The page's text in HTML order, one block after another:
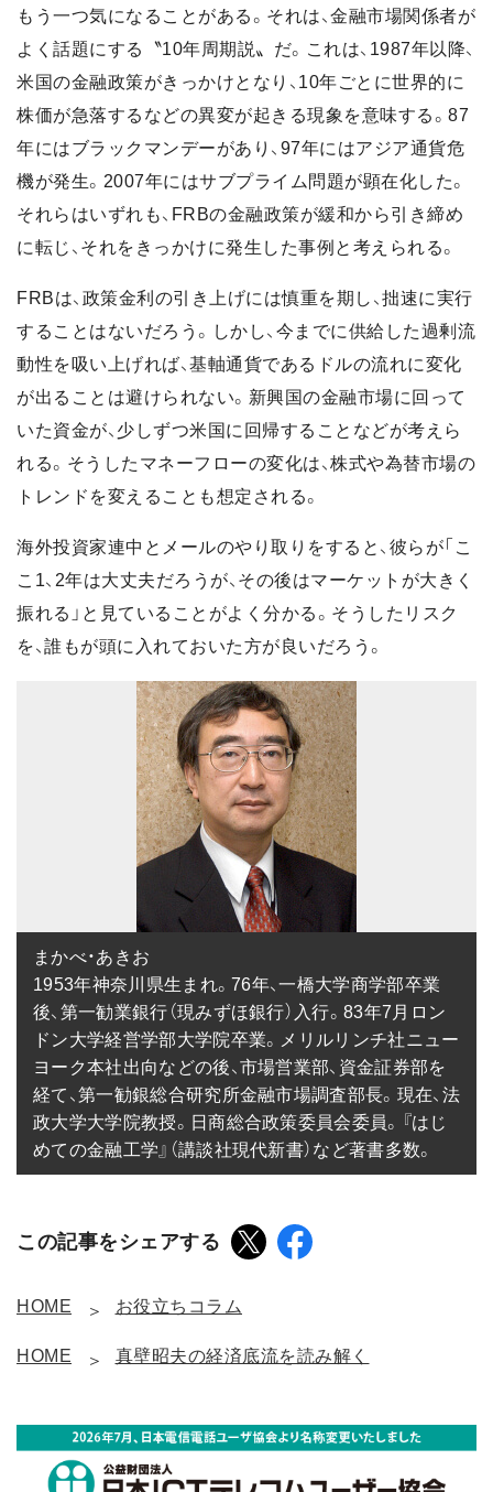
もう一つ気になることがある。それは、金融市場関係者が
よく話題にする〝10年周期説〟だ。これは、1987年以降、
米国の金融政策がきっかけとなり、10年ごとに世界的に
株価が急落するなどの異変が起きる現象を意味する。87
年にはブラックマンデーがあり、97年にはアジア通貨危
機が発生。2007年にはサブプライム問題が顕在化した。
それらはいずれも、FRBの金融政策が緩和から引き締め
に転じ、それをきっかけに発生した事例と考えられる。
FRBは、政策金利の引き上げには慎重を期し、拙速に実行
することはないだろう。しかし、今までに供給した過剰流
動性を吸い上げれば、基軸通貨であるドルの流れに変化
が出ることは避けられない。新興国の金融市場に回って
いた資金が、少しずつ米国に回帰することなどが考えら
れる。そうしたマネーフローの変化は、株式や為替市場の
トレンドを変えることも想定される。
海外投資家連中とメールのやり取りをすると、彼らが「こ
こ1、2年は大丈夫だろうが、その後はマーケットが大きく
振れる」と見ていることがよく分かる。そうしたリスク
を、誰もが頭に入れておいた方が良いだろう。
まかべ・あきお
1953年神奈川県生まれ。76年、一橋大学商学部卒業
後、第一勧業銀行（現みずほ銀行）入行。83年7月ロン
ドン大学経営学部大学院卒業。メリルリンチ社ニュー
ヨーク本社出向などの後、市場営業部、資金証券部を
経て、第一勧銀総合研究所金融市場調査部長。現在、法
政大学大学院教授。日商総合政策委員会委員。『はじ
めての金融工学』（講談社現代新書）など著書多数。
この記事をシェアする
HOME お役立ちコラム
HOME 真壁昭夫の経済底流を読み解く